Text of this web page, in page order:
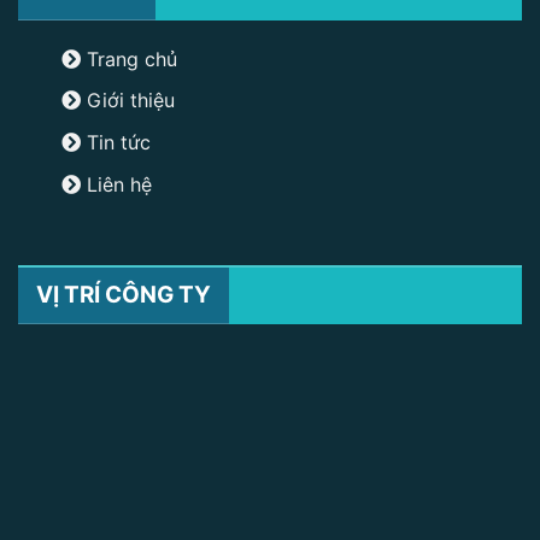
Trang chủ
Giới thiệu
Tin tức
Liên hệ
VỊ TRÍ CÔNG TY